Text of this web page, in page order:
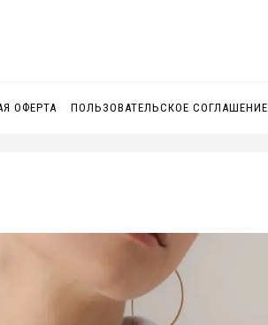
ОФЕРТА ПОЛЬЗОВАТЕЛЬСКОЕ СОГЛАШЕНИЕ